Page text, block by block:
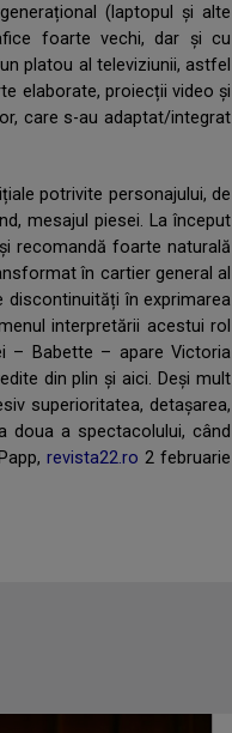
(laptopul și alte
foarte vechi, dar și cu
platou al televiziunii, astfel
elaborate, proiecții video și
care s-au adaptat/integrat
potrivite personajului, de
mesajul piesei. La început
recomandă foarte naturală
în cartier general al
discontinuități în exprimarea
interpretării acestui rol
– Babette – apare Victoria
din plin și aici. Deși mult
superioritatea, detașarea,
doua a spectacolului, când
revista22.ro 2 februarie